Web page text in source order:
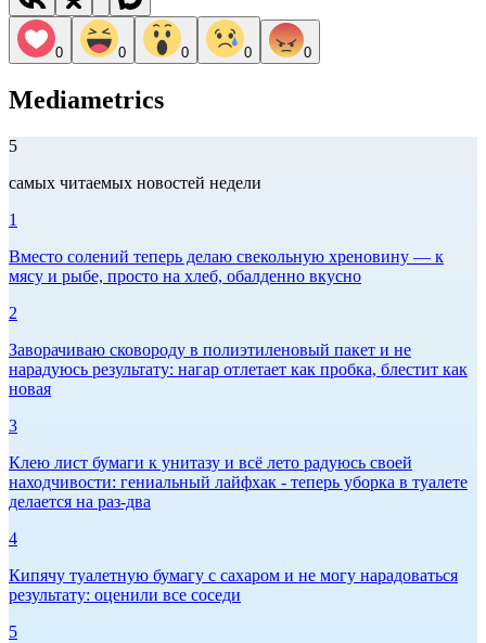
0 0 0 0 0
Mediametrics
5
самых читаемых новостей недели
1
Вместо солений теперь делаю свекольную хреновину — к
мясу и рыбе, просто на хлеб, обалденно вкусно
2
Заворачиваю сковороду в полиэтиленовый пакет и не
нарадуюсь результату: нагар отлетает как пробка, блестит как
новая
3
Клею лист бумаги к унитазу и всё лето радуюсь своей
находчивости: гениальный лайфхак - теперь уборка в туалете
делается на раз-два
4
Кипячу туалетную бумагу с сахаром и не могу нарадоваться
результату: оценили все соседи
5